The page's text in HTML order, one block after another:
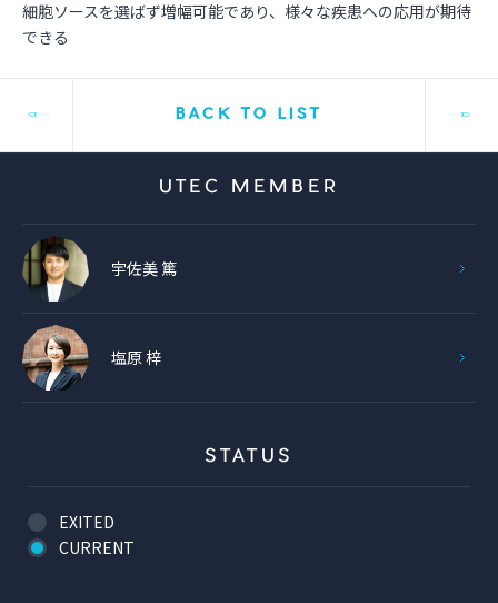
細胞ソースを選ばず増幅可能であり、様々な疾患への応用が期待
できる
BACK TO LIST
UTEC MEMBER
宇佐美 篤
塩原 梓
STATUS
EXITED
CURRENT